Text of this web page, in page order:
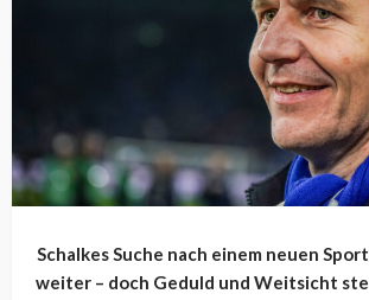
Schalkes Suche nach einem neuen
weiter – doch Geduld und Weitsicht